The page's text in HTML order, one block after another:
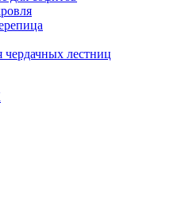
чердачных лестниц